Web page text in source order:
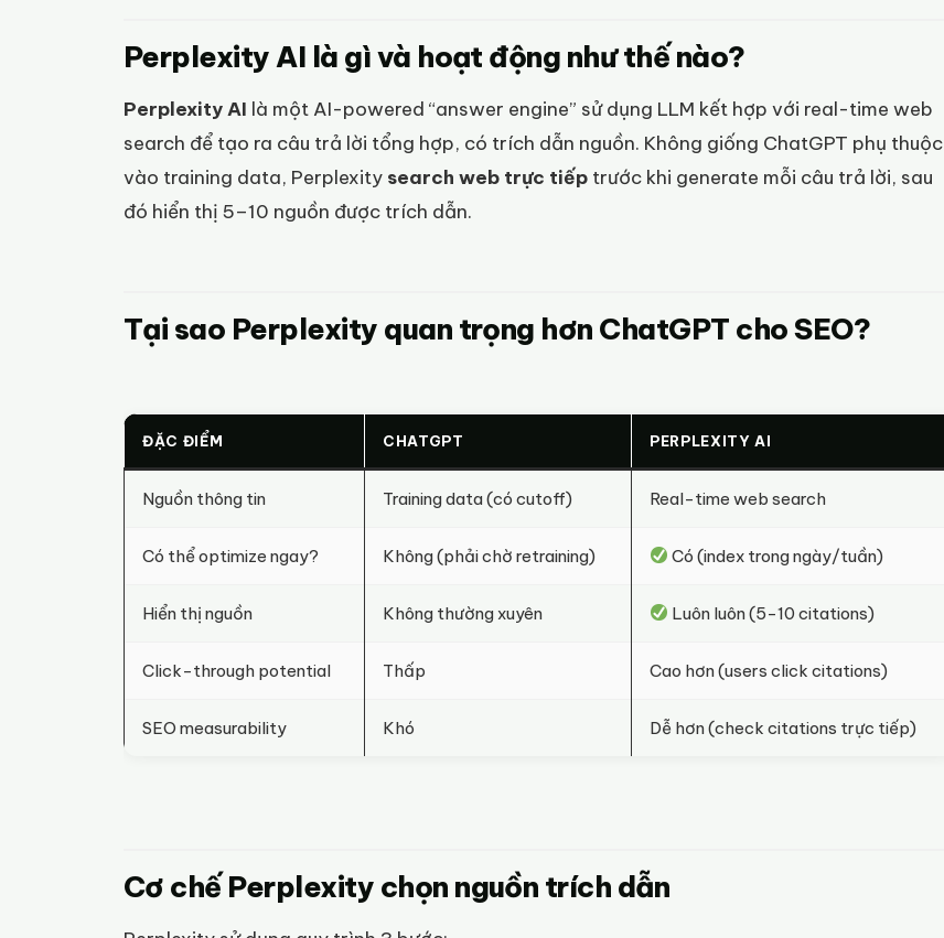
Perplexity AI là gì và hoạt động như thế nào?
Perplexity AI là một AI-powered “answer engine” sử dụng LLM kết hợp với real-time web
search để tạo ra câu trả lời tổng hợp, có trích dẫn nguồn. Không giống ChatGPT phụ thuộc
vào training data, Perplexity search web trực tiếp trước khi generate mỗi câu trả lời, sau
đó hiển thị 5–10 nguồn được trích dẫn.
Tại sao Perplexity quan trọng hơn ChatGPT cho SEO?
ĐẶC ĐIỂM CHATGPT PERPLEXITY AI
Nguồn thông tin Training data (có cutoff) Real-time web search
Có thể optimize ngay? Không (phải chờ retraining) Có (index trong ngày/tuần)
Hiển thị nguồn Không thường xuyên Luôn luôn (5-10 citations)
Click-through potential Thấp Cao hơn (users click citations)
SEO measurability Khó Dễ hơn (check citations trực tiếp)
Cơ chế Perplexity chọn nguồn trích dẫn